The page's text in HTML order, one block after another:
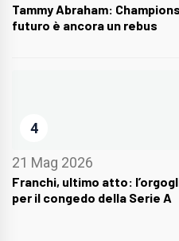
Tammy Abraham:
futuro è ancora un rebus
4
21 Mag 2026
Franchi, ultimo atto:
per il congedo della Serie A